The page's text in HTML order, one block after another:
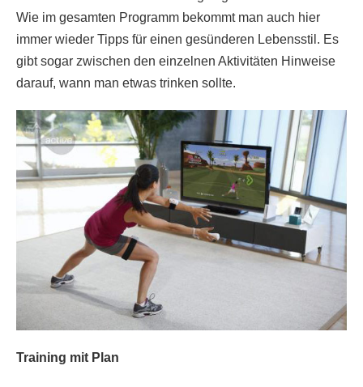
Wie im gesamten Programm bekommt man auch hier
immer wieder Tipps für einen gesünderen Lebensstil. Es
gibt sogar zwischen den einzelnen Aktivitäten Hinweise
darauf, wann man etwas trinken sollte.
Training mit Plan